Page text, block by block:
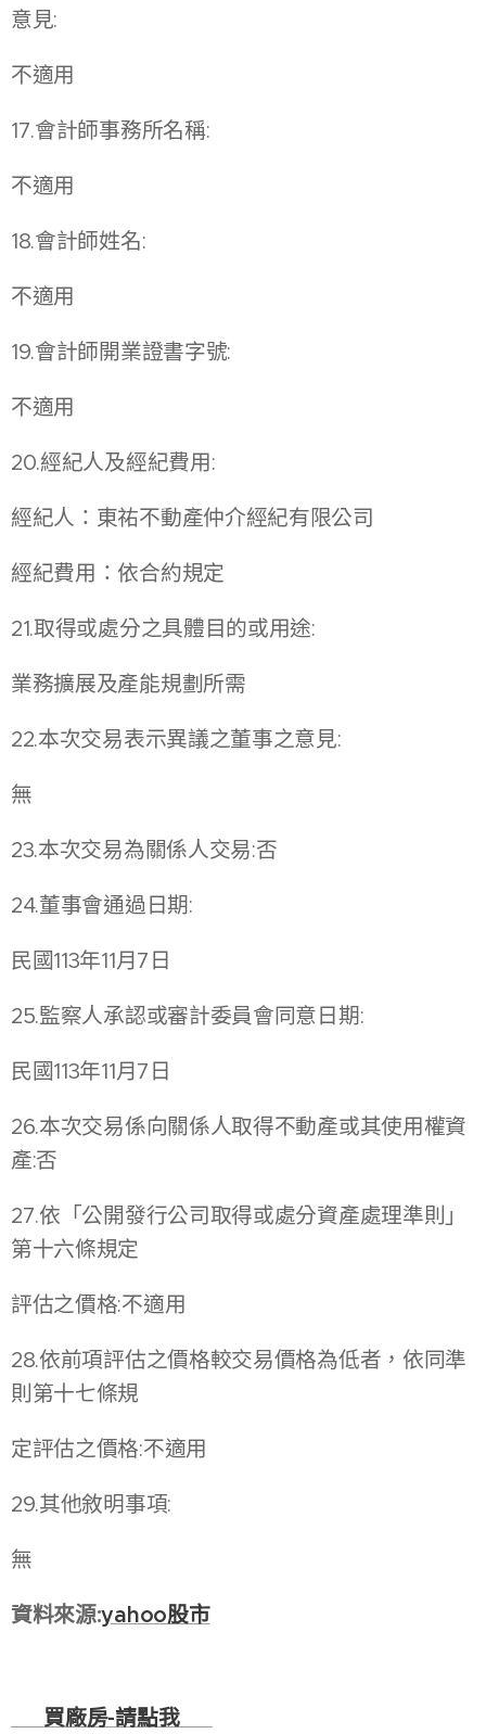
意見:
不適用
17.會計師事務所名稱:
不適用
18.會計師姓名:
不適用
19.會計師開業證書字號:
不適用
20.經紀人及經紀費用:
經紀人：東祐不動產仲介經紀有限公司
經紀費用：依合約規定
21.取得或處分之具體目的或用途:
業務擴展及產能規劃所需
22.本次交易表示異議之董事之意見:
無
23.本次交易為關係人交易:否
24.董事會通過日期:
民國113年11月7日
25.監察人承認或審計委員會同意日期:
民國113年11月7日
26.本次交易係向關係人取得不動產或其使用權資
產:否
27.依「公開發行公司取得或處分資產處理準則」
第十六條規定
評估之價格:不適用
28.依前項評估之價格較交易價格為低者，依同準
則第十七條規
定評估之價格:不適用
29.其他敘明事項:
無
資料來源:yahoo股市
買廠房-請點我